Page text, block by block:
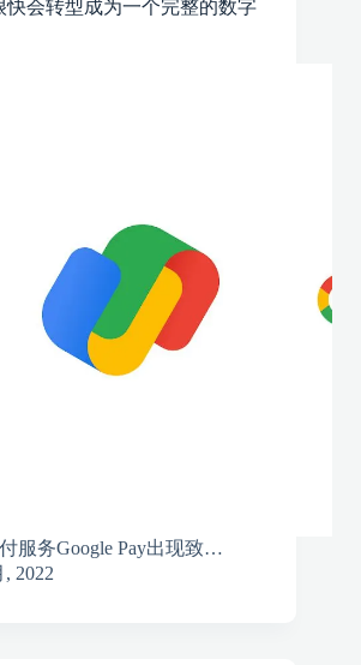
快会转型成为一个完整的数字
服务Google Pay出现致…
, 2022